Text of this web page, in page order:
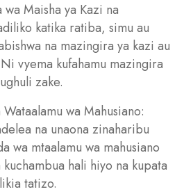
Maisha ya Kazi na
katika ratiba, simu au
na mazingira ya kazi au
vyema kufahamu mazingira
zake.
wa Mahusiano:
na unaona zinaharibu
wa mtaalamu wa mahusiano
hali hiyo na kupata
tatizo.